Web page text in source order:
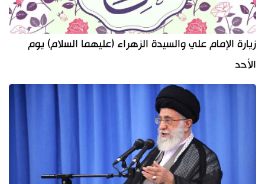
زيارة الإمام علي والسيدة الزهراء (عليهما السلام) يوم
الأحد